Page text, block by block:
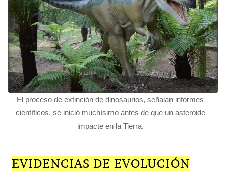
El proceso de extinción de dinosaurios, señalan informes
científicos, se inició muchísimo antes de que un asteroide
impacte en la Tierra.
EVIDENCIAS DE EVOLUCIÓN